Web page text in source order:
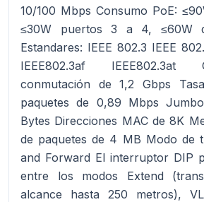
10/100 Mbps Consumo PoE:
≤30W puertos 3 a 4, ≤60W
Estandares: IEEE 802.3 IEEE
IEEE802.3af IEEE802.3at
conmutación de 1,2 Gbps
paquetes de 0,89 Mbps
Bytes Direcciones MAC de 8K
de paquetes de 4 MB Modo de
and Forward El interruptor DIP
entre los modos Extend
alcance hasta 250 metros),